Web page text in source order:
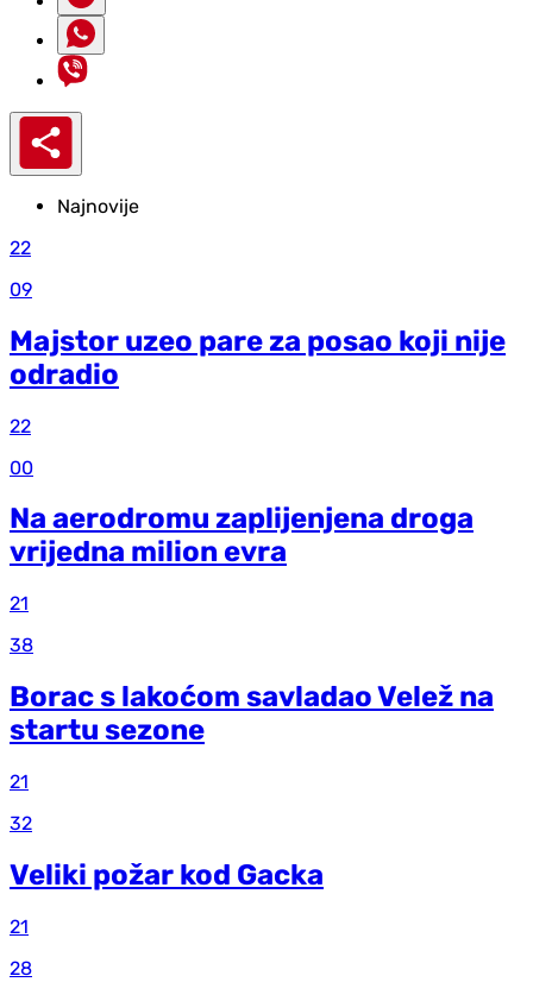
Najnovije
22
09
Majstor uzeo pare za posao koji nije
odradio
22
00
Na aerodromu zaplijenjena droga
vrijedna milion evra
21
38
Borac s lakoćom savladao Velež na
startu sezone
21
32
Veliki požar kod Gacka
21
28